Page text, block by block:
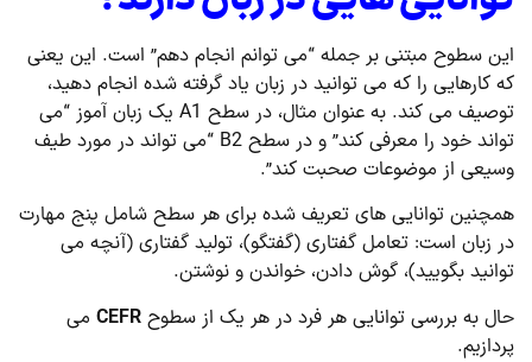
این سطوح مبتنی بر جمله “می توانم انجام دهم” است. این یعنی
که کارهایی را که می توانید در زبان یاد گرفته شده انجام دهید،
توصیف می کند. به عنوان مثال، در سطح A1 یک زبان آموز “می
تواند خود را معرفی کند” و در سطح B2 “می تواند در مورد طیف
وسیعی از موضوعات صحبت کند”.
همچنین توانایی های تعریف شده برای هر سطح شامل پنج مهارت
در زبان است: تعامل گفتاری (گفتگو)، تولید گفتاری (آنچه می
توانید بگویید)، گوش دادن، خواندن و نوشتن.
حال به بررسی توانایی هر فرد در هر یک از سطوح CEFR می
پردازیم.